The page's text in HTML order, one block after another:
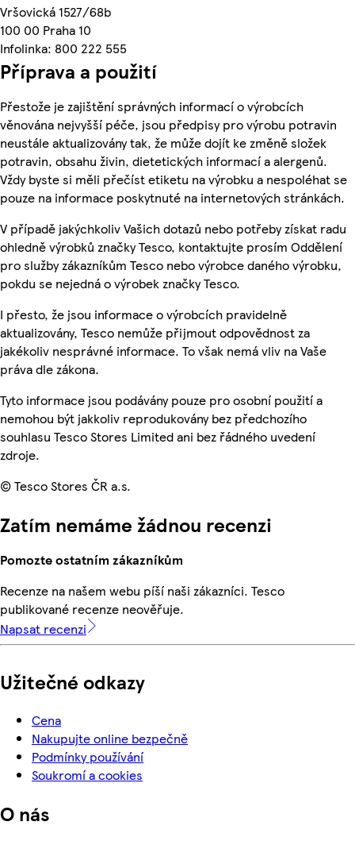
Vršovická 1527/68b
100 00 Praha 10
Infolinka: 800 222 555
Příprava a použití
Přestože je zajištění správných informací o výrobcích
věnována nejvyšší péče, jsou předpisy pro výrobu potravin
neustále aktualizovány tak, že může dojít ke změně složek
potravin, obsahu živin, dietetických informací a alergenů.
Vždy byste si měli přečíst etiketu na výrobku a nespoléhat se
pouze na informace poskytnuté na internetových stránkách.
V případě jakýchkoliv Vašich dotazů nebo potřeby získat radu
ohledně výrobků značky Tesco, kontaktujte prosím Oddělení
pro služby zákazníkům Tesco nebo výrobce daného výrobku,
pokdu se nejedná o výrobek značky Tesco.
I přesto, že jsou informace o výrobcích pravidelně
aktualizovány, Tesco nemůže přijmout odpovědnost za
jakékoliv nesprávné informace. To však nemá vliv na Vaše
práva dle zákona.
Tyto informace jsou podávány pouze pro osobní použití a
nemohou být jakkoliv reprodukovány bez předchozího
souhlasu Tesco Stores Limited ani bez řádného uvedení
zdroje.
© Tesco Stores ČR a.s.
Zatím nemáme žádnou recenzi
Pomozte ostatním zákazníkům
Recenze na našem webu píší naši zákazníci. Tesco
publikované recenze neověřuje.
Napsat recenzi
Užitečné odkazy
Cena
Nakupujte online bezpečně
Podmínky používání
Soukromí a cookies
O nás